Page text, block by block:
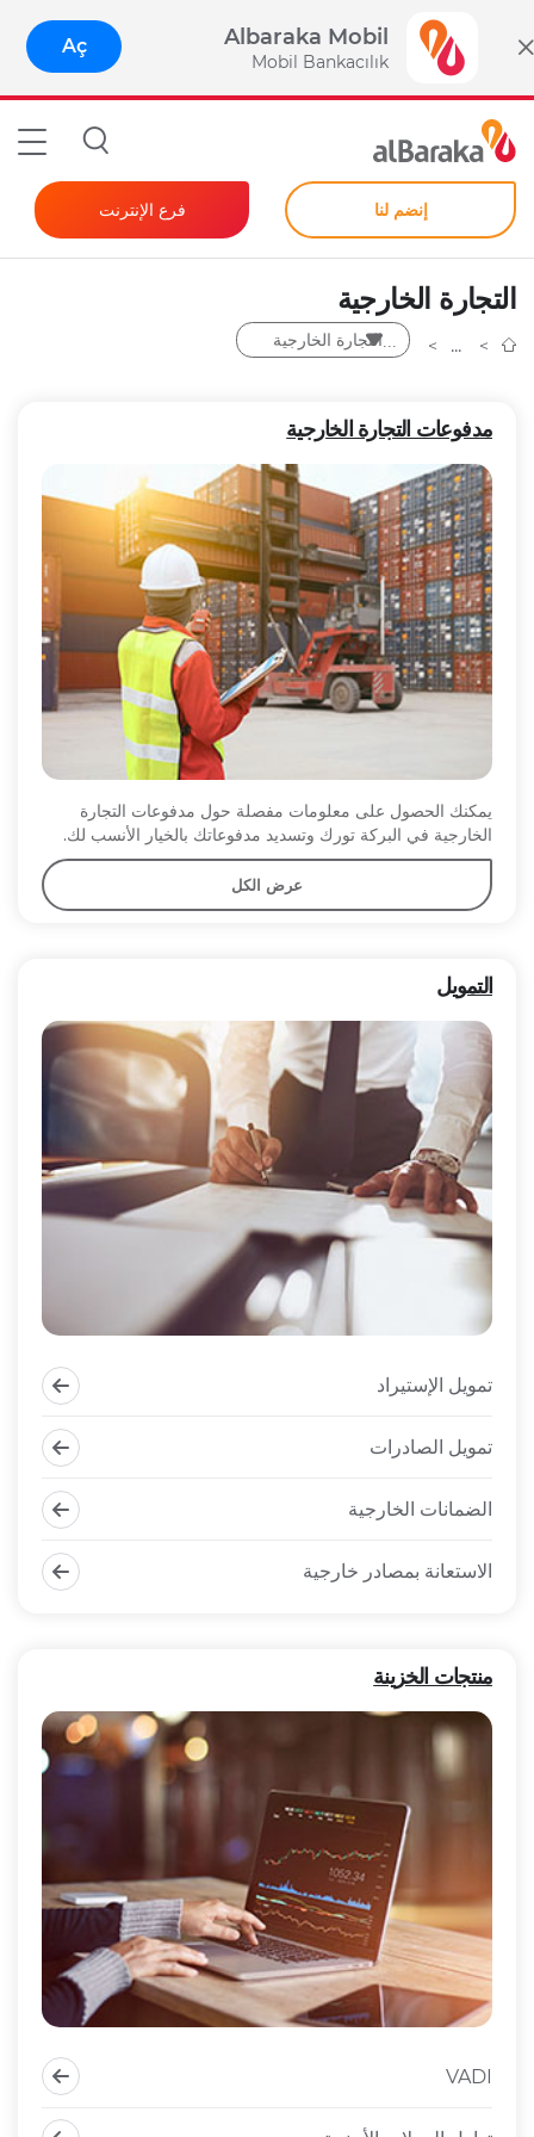
Albaraka Mobil
Mobil Bankacılık
Aç
إنضم لنا فرع الإنترنت
المصرفية للأفراد
التجارة الخارجية
التجارة الخارجية
مدفوعات التجارة الخارجية
يمكنك الحصول على معلومات مفصلة حول مدفوعات التجارة
الخارجية في البركة تورك وتسديد مدفوعاتك بالخيار الأنسب لك.
عرض الكل
التمويل
تمويل الإستيراد
تمويل الصادرات
الضمانات الخارجية
الاستعانة بمصادر خارجية
منتجات الخزينة
VADI